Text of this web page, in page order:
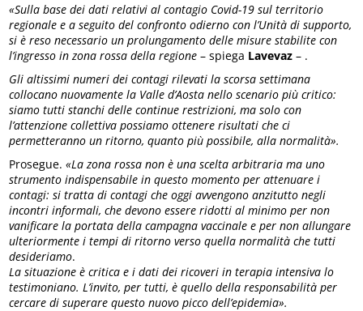
«Sulla base dei dati relativi al contagio Covid-19 sul territorio
regionale e a seguito del confronto odierno con l’Unità di supporto,
si è reso necessario un prolungamento delle misure stabilite con
l’ingresso in zona rossa della regione – spiega Lavevaz – .
Gli altissimi numeri dei contagi rilevati la scorsa settimana
collocano nuovamente la Valle d’Aosta nello scenario più critico:
siamo tutti stanchi delle continue restrizioni, ma solo con
l’attenzione collettiva possiamo ottenere risultati che ci
permetteranno un ritorno, quanto più possibile, alla normalità».
Prosegue.«La zona rossa non è una scelta arbitraria ma uno
strumento indispensabile in questo momento per attenuare i
contagi: si tratta di contagi che oggi avvengono anzitutto negli
incontri informali, che devono essere ridotti al minimo per non
vanificare la portata della campagna vaccinale e per non allungare
ulteriormente i tempi di ritorno verso quella normalità che tutti
desideriamo.
La situazione è critica e i dati dei ricoveri in terapia intensiva lo
testimoniano. L’invito, per tutti, è quello della responsabilità per
cercare di superare questo nuovo picco dell’epidemia».